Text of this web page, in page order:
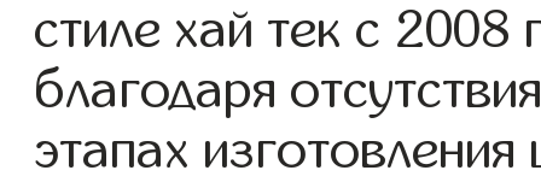
стиле хай тек с 2008
благодаря
этапах